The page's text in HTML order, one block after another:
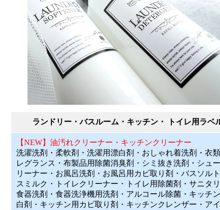
ランドリー・バスルーム・キッチン・ トイレ用ラベ
【NEW】油汚れクリーナー・キッチンクリーナー
洗濯洗剤・柔軟剤・洗濯用漂白剤・おしゃれ着洗剤・衣
レグランス・布製品用除菌消臭剤・シミ抜き洗剤・シュ
リーナー・お風呂洗剤・お風呂用カビ取り剤・バスソル
スミルク・トイレクリーナー・トイレ用除菌剤・サニタ
食器洗剤・食器洗浄機用洗剤・アルコール除菌・キッチ
白剤・キッチン用カビ取り剤・キッチンクレンザー・ア